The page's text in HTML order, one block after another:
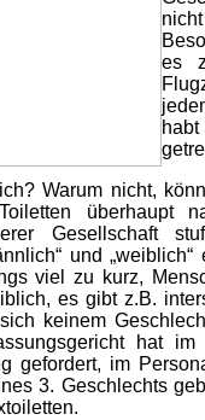
es
Warum nicht,
überhaupt
Gesellschaft
und
viel zu kurz,
es gibt z.B.
keinem
hat
gefordert, im
3. Geschlechts